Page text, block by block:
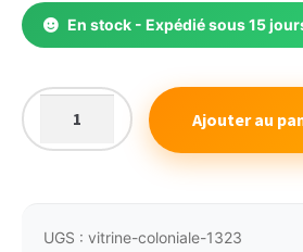
En stock - Expédié sous 15
quantité
de
industriel
Ajouter au
UGS : vitrine-coloniale-1323